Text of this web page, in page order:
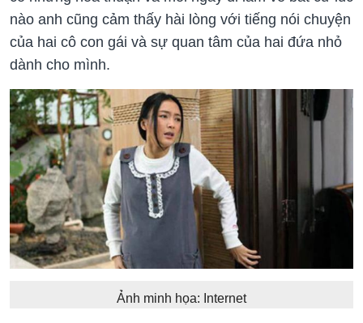
nào anh cũng cảm thấy hài lòng với tiếng nói chuyện
của hai cô con gái và sự quan tâm của hai đứa nhỏ
dành cho mình.
Ảnh minh họa: Internet